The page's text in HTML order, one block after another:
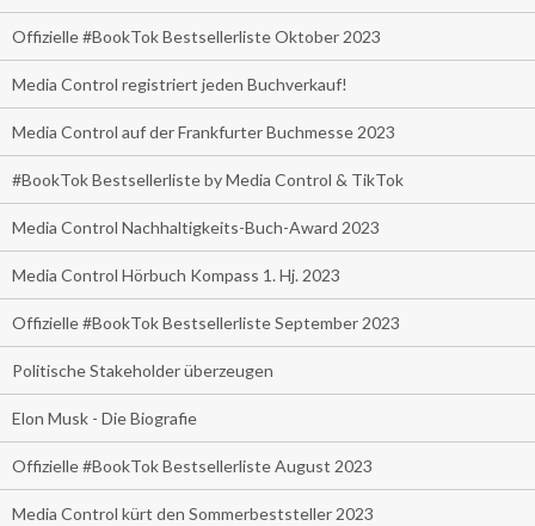
Offizielle #BookTok Bestsellerliste Oktober 2023
Media Control registriert jeden Buchverkauf!
Media Control auf der Frankfurter Buchmesse 2023
#BookTok Bestsellerliste by Media Control & TikTok
Media Control Nachhaltigkeits-Buch-Award 2023
Media Control Hörbuch Kompass 1. Hj. 2023
Offizielle #BookTok Bestsellerliste September 2023
Politische Stakeholder überzeugen
Elon Musk - Die Biografie
Offizielle #BookTok Bestsellerliste August 2023
Media Control kürt den Sommerbeststeller 2023